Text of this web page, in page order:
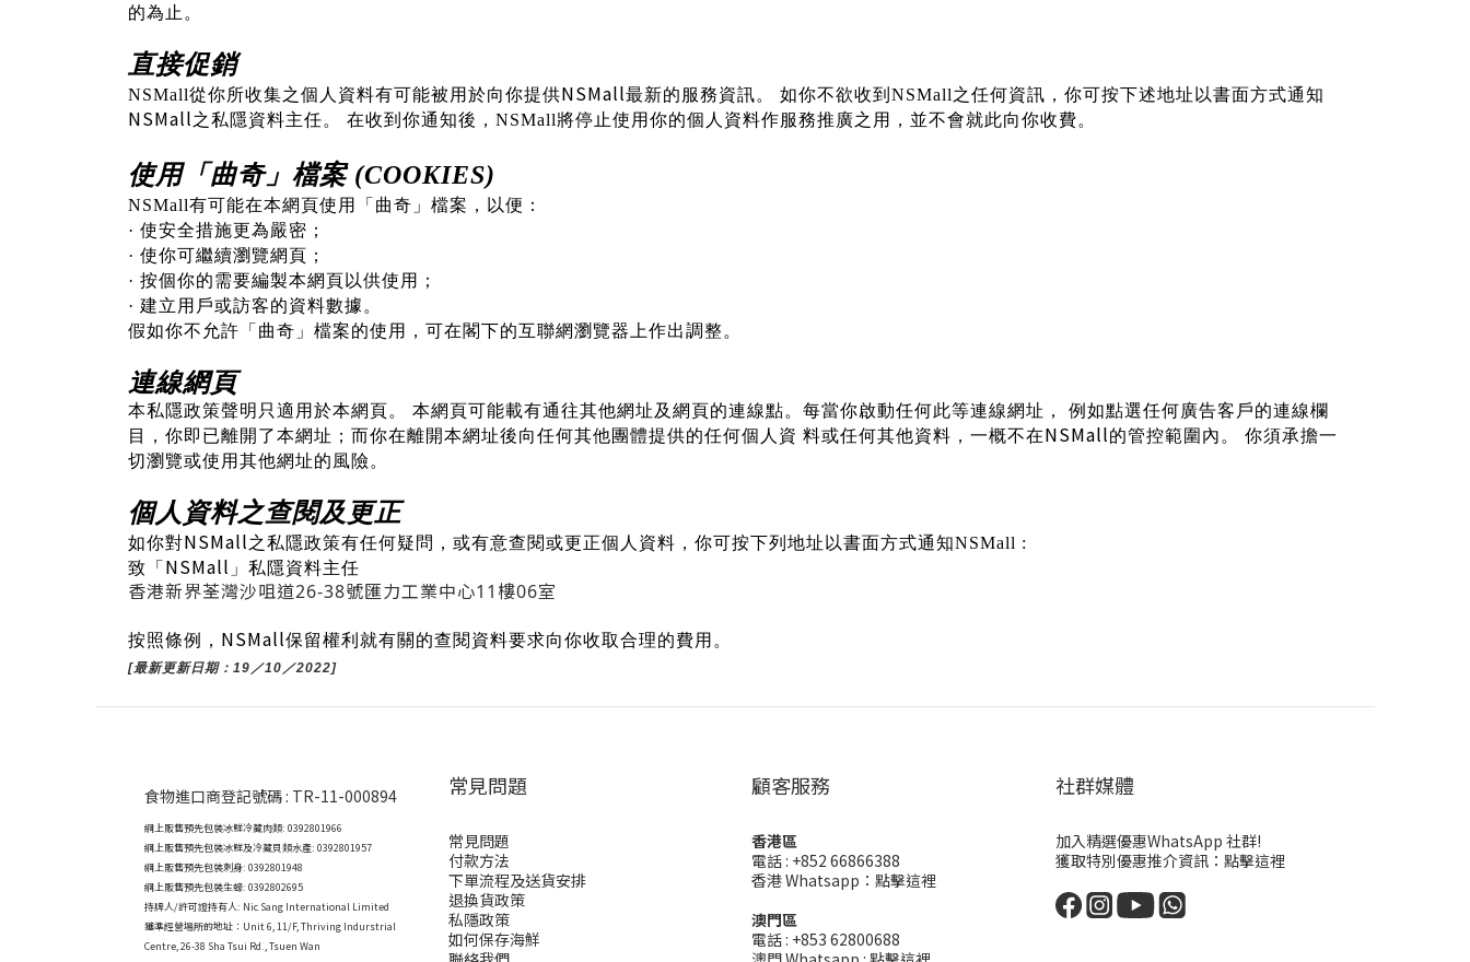
的為止。
直接促銷
NSMall從你所收集之個人資料有可能被用於向你提供NSMall最新的服務資訊。 如你不欲收到NSMall之任何資訊，你可按下述地址以書面方式通知
NSMall之私隱資料主任。 在收到你通知後，NSMall將停止使用你的個人資料作服務推廣之用，並不會就此向你收費。
使用「曲奇」檔案(COOKIES)
NSMall有可能在本網頁使用「曲奇」檔案，以便：
· 使安全措施更為嚴密；
· 使你可繼續瀏覽網頁；
· 按個你的需要編製本網頁以供使用；
· 建立用戶或訪客的資料數據。
假如你不允許「曲奇」檔案的使用，可在閣下的互聯網瀏覽器上作出調整。
連線網頁
本私隱政策聲明只適用於本網頁。 本網頁可能載有通往其他網址及網頁的連線點。每當你啟動任何此等連線網址，
例如點選任何廣告客戶的連線欄
目，你即已離開了本網址；而你在離開本網址後向任何其他團體提供的任何個人資 料或任何其他資料，一概不在NSMall的管控範圍內。
你須承擔一
切瀏覽或使用其他網址的風險。
個人資料之查閱及更正
如你對NSMall之私隱政策有任何疑問，或有意查閱或更正個人資料，你可按下列地址以書面方式通知NSMall :
致「 NSMall 」私隱資料主任
香港新界荃灣沙咀道26-38號匯力工業中心11樓06室
按照條例， NSMall保留權利就有關的查閱資料要求向你收取合理的費用。
[最新更新日期：19／10／2022]
食物進口商登記號碼 : TR-11-000894
網上販售預先包裝冰鮮冷藏肉類: 0392801966
網上販售預先包裝冰鮮及冷藏貝類水產: 0392801957
網上販售預先包裝刺身: 0392801948
網上販售預先包裝生蠔: 0392802695
持牌人/許可證持有人: Nic Sang International Limited
獲準經營場所的地址： Unit 6, 11/F, Thriving Indurstrial
Centre, 26-38 Sha Tsui Rd., Tsuen Wan
常見問題
常見問題
付款方法
下單流程及送貨安排
退換貨政策
私隱政策
如何保存海鮮
顧客服務
香港區
電話 : +852 66866388
香港 Whatsapp： 點擊這裡
澳門區
電話 : +853 62800688
社群媒體
加入精選優惠WhatsApp 社群!
獲取特別優惠推介資訊： 點擊這裡